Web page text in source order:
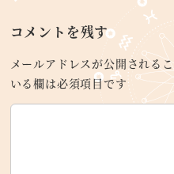
コメントを残す
メールアドレスが公開される
いる欄は必須項目です